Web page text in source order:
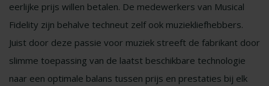
eerlijke prijs willen betalen. De medewerkers van Musical
Fidelity zijn behalve techneut zelf ook muziekliefhebbers.
Juist door deze passie voor muziek streeft de fabrikant door
slimme toepassing van de laatst beschikbare technologie
naar een optimale balans tussen prijs en prestaties bij elk